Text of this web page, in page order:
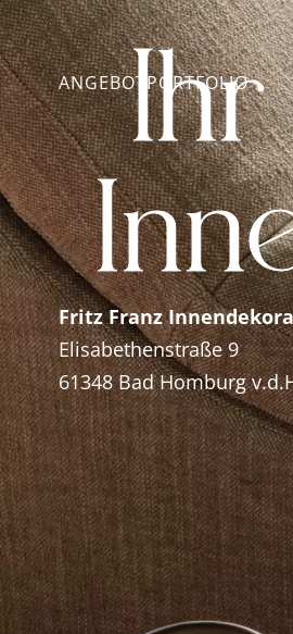
ANGEBOT PORTFOLIO
Fritz Franz
Elisabethenstraße 9
61348 Bad Homburg